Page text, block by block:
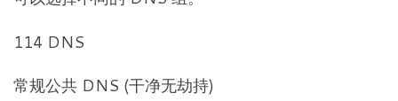
114 DNS
常规公共 DNS (干净无劫持)